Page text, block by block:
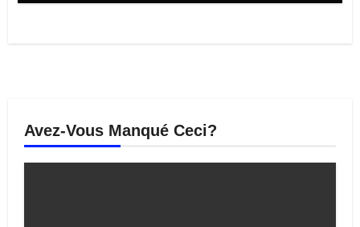
Avez-Vous Manqué Ceci?